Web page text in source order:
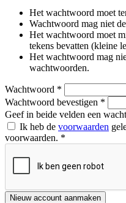
Het wachtwoord moet
Wachtwoord mag niet
Het wachtwoord moet
tekens bevatten (kleine
Het wachtwoord mag
wachtwoorden.
Wachtwoord *
Wachtwoord bevestigen *
Geef in beide velden een
Ik heb de voorwaarden
voorwaarden. *
Nieuw account aanmaken